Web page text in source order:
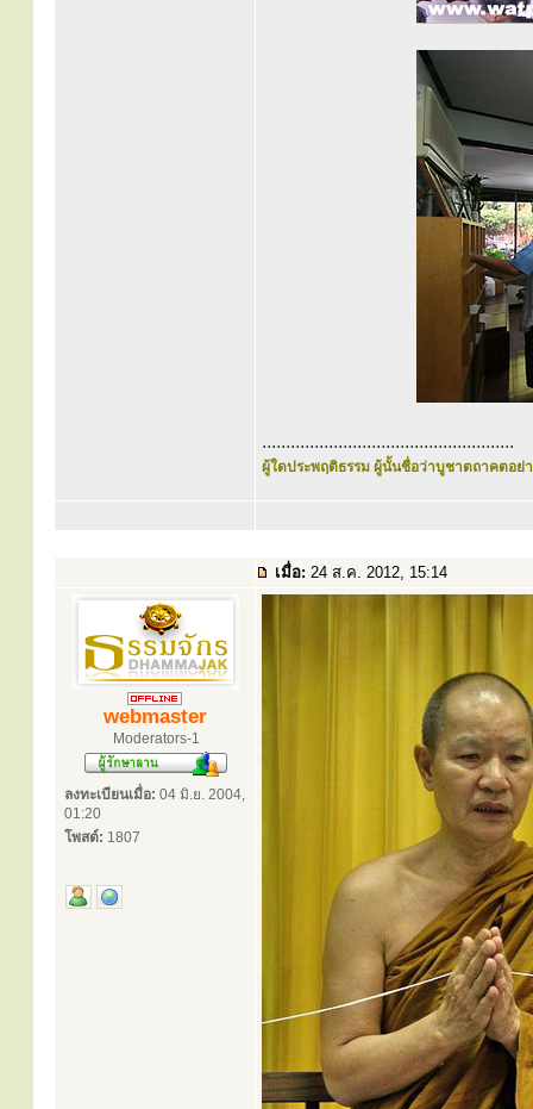
.....................................................
ผู้ใดประพฤติธรรม ผู้นั้นชื่อว่าบูชาตถาคตอย่า
เมื่อ: 24 ส.ค. 2012, 15:14
webmaster
Moderators-1
ลงทะเบียนเมื่อ: 04 มิ.ย. 2004,
01:20
โพสต์: 1807